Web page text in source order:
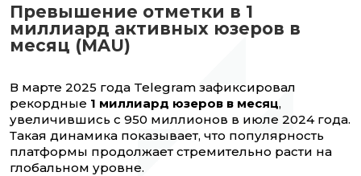
Превышение отметки в 1
миллиард активных юзеров в
месяц (MAU)
В марте 2025 года Telegram зафиксировал
рекордные 1 миллиард юзеров в месяц,
увеличившись с 950 миллионов в июле 2024 года.
Такая динамика показывает, что популярность
платформы продолжает стремительно расти на
глобальном уровне.